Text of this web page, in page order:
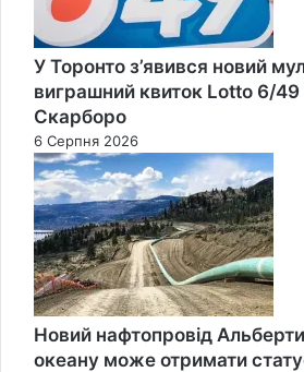
У Торонто з’явився новий
виграшний квиток Lotto 6/
Скарборо
6 Серпня 2026
Новий нафтопровід
океану може отримати